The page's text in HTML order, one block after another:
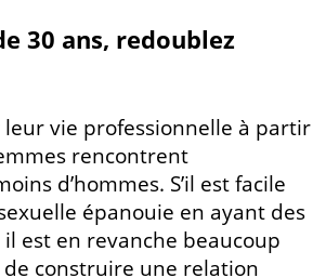
30 ans, redoublez
leur vie professionnelle à partir
rencontrent
d’hommes. S’il est facile
épanouie en ayant des
est en revanche beaucoup
construire une relation